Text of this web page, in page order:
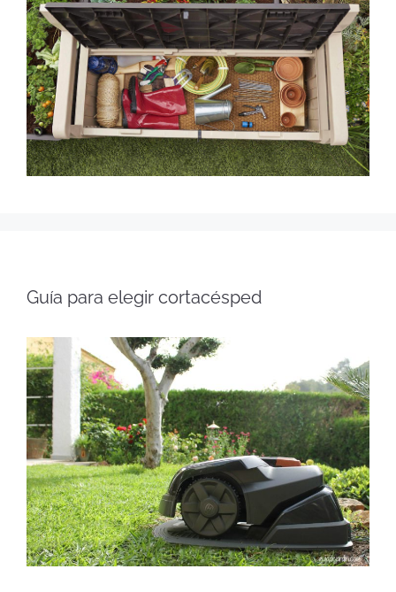
Guía para elegir cortacésped